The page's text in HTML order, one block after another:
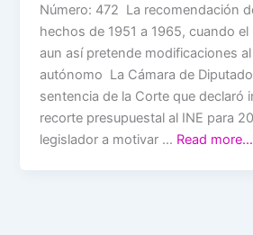
Número: 472 La recomendación
hechos de 1951 a 1965, cuando
aun así pretende modificaciones
autónomo La Cámara de
sentencia de la Corte que declaró
recorte presupuestal al INE para
legislador a motivar … Read more…